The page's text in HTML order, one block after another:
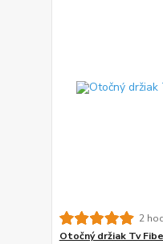
2
Otočný držiak Tv